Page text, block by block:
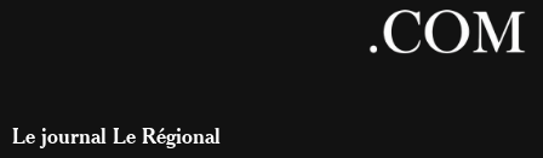
Le journal Le Régional